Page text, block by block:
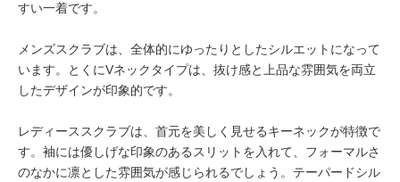
すい一着です。
メンズスクラブは、全体的にゆったりとしたシルエットになって
います。とくにVネックタイプは、抜け感と上品な雰囲気を両立
したデザインが印象的です。
レディーススクラブは、首元を美しく見せるキーネックが特徴で
す。袖には優しげな印象のあるスリットを入れて、フォーマルさ
のなかに凛とした雰囲気が感じられるでしょう。テーパードシル